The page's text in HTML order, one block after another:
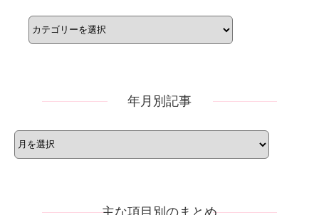
年月別記事